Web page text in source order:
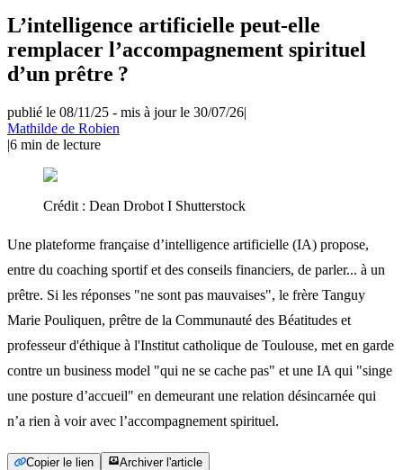
L’intelligence artificielle peut-elle
remplacer l’accompagnement spirituel
d’un prêtre ?
publié le 08/11/25 - mis à jour le 30/07/26|
Mathilde de Robien
|6 min de lecture
Crédit : Dean Drobot I Shutterstock
Une plateforme française d’intelligence artificielle (IA) propose,
entre du coaching sportif et des conseils financiers, de parler... à un
prêtre. Si les réponses "ne sont pas mauvaises", le frère Tanguy
Marie Pouliquen, prêtre de la Communauté des Béatitudes et
professeur d'éthique à l'Institut catholique de Toulouse, met en garde
contre un business model "qui ne se cache pas" et une IA qui "singe
une posture d’accueil" en demeurant une relation désincarnée qui
n’a rien à voir avec l’accompagnement spirituel.
Copier le lien Archiver l'article